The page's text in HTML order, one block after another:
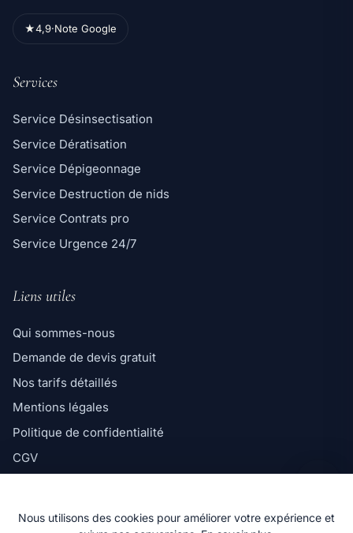
★4,9·Note Google
Services
Service Désinsectisation
Service Dératisation
Service Dépigeonnage
Service Destruction de nids
Service Contrats pro
Service Urgence 24/7
Liens utiles
Qui sommes-nous
Demande de devis gratuit
Nos tarifs détaillés
Mentions légales
Politique de confidentialité
CGV
Nous utilisons des cookies pour améliorer votre expérience et